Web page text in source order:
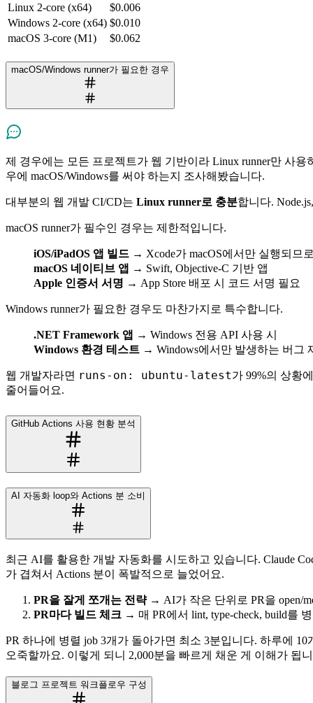
Linux 2-core (x64)
$0.006
Windows 2-core (x64) $0.010
macOS 3-core (M1)
$0.062
macOS/Windows runner가 필요한 경우
제 경우에는 모든 프로젝트가 웹 기반이라 Linux runner만 사
우에 macOS/Windows를 써야 하는지 조사해봤습니다.
대부분의 웹 개발 CI/CD는 Linux runner로 충분합니다.
macOS runner가 필수인 경우는 제한적입니다.
iOS/iPadOS 앱 빌드 → Xcode가 macOS에서만 실행되므
macOS 네이티브 앱 → Swift, Objective-C 기반 앱
Apple 인증서 서명 → App Store 배포 시 코드 서명 필요
Windows runner가 필요한 경우도 마찬가지로 특수합니다.
.NET Framework 앱 → Windows 전용 API 사용 시
Windows 환경 테스트 → Windows에서만 발생하는 버그
웹 개발자라면 runs-on: ubuntu-latest가 99%의 상황
줄어들어요.
GitHub Actions 사용 현황 분석
AI 자동화 loop와 Actions 분 소비
최근 AI를 활용한 개발 자동화를 시도하고 있습니다. Claude
가 겹쳐서 Actions 분이 폭발적으로 늘었어요.
PR을 잘게 쪼개는 전략→ AI가 작은 단위로 PR을 open/
PR마다 빌드 체크 → 매 PR에서 lint, type-check, build를
PR 하나에 병렬 job 3개가 돌아가면 최소 3분입니다. 하루에
오죽할까요. 이렇게 되니 2,000분을 빠르게 채운 게 이해가 됩
블로그 프로젝트 워크플로우 구성